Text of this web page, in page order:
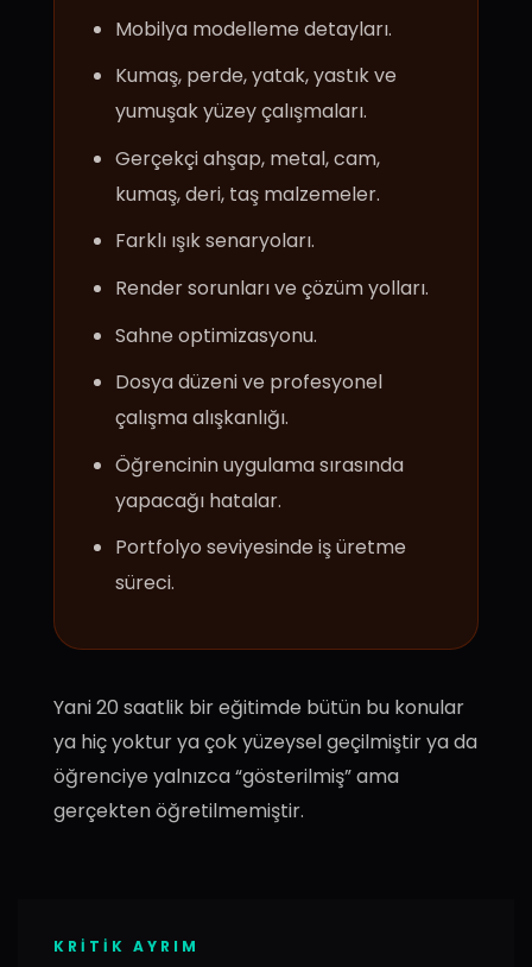
Mobilya modelleme detayları.
Kumaş, perde, yatak, yastık ve
yumuşak yüzey çalışmaları.
Gerçekçi ahşap, metal, cam,
kumaş, deri, taş malzemeler.
Farklı ışık senaryoları.
Render sorunları ve çözüm yolları.
Sahne optimizasyonu.
Dosya düzeni ve profesyonel
çalışma alışkanlığı.
Öğrencinin uygulama sırasında
yapacağı hatalar.
Portfolyo seviyesinde iş üretme
süreci.
Yani 20 saatlik bir eğitimde bütün bu konular
ya hiç yoktur ya çok yüzeysel geçilmiştir ya da
öğrenciye yalnızca “gösterilmiş” ama
gerçekten öğretilmemiştir.
KRITIK AYRIM